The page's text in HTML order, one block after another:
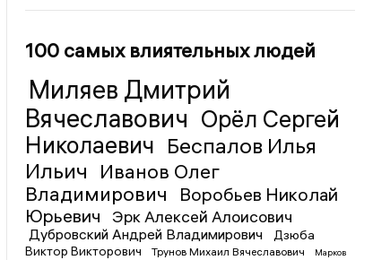
100 самых влиятельных людей
Миляев Дмитрий
Вячеславович Орёл Сергей
Николаевич Беспалов Илья
Ильич
Иванов Олег
Владимирович
Воробьев Николай
Юрьевич
Эрк Алексей Алоисович
Дубровский Андрей Владимирович
Дзюба
Виктор Викторович
Трунов Михаил Вячеславович
Марков